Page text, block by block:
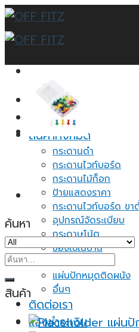
Skip
to
content
หน้าแรก
บทความ
สินค้าทั้งหมด
กระดานดำ
กระดานไวท์บอร์ด
กระดานไม้ก็อก
ป้ายแสดงราคา
กระดานไวท์บอร์ด ขา
อุปกรณ์จัดระเบียบ
กระดาษโน้ต
ของใช้ในบ้าน
แผ่นปักหมุดติดผนัง
อื่นๆ
ติดต่อเรา
แจ้งชำระเงิน
ค้นหา
ค้นหา:
สินค้า
แผ่นปั